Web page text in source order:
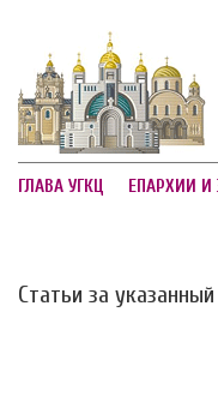
ГЛАВА УГКЦ ЕПАРХИИ И
Статьи за